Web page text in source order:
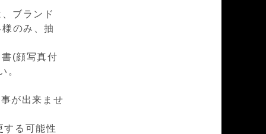
ブランド
のみ、抽
(顔写真付
。
が出来ませ
る可能性